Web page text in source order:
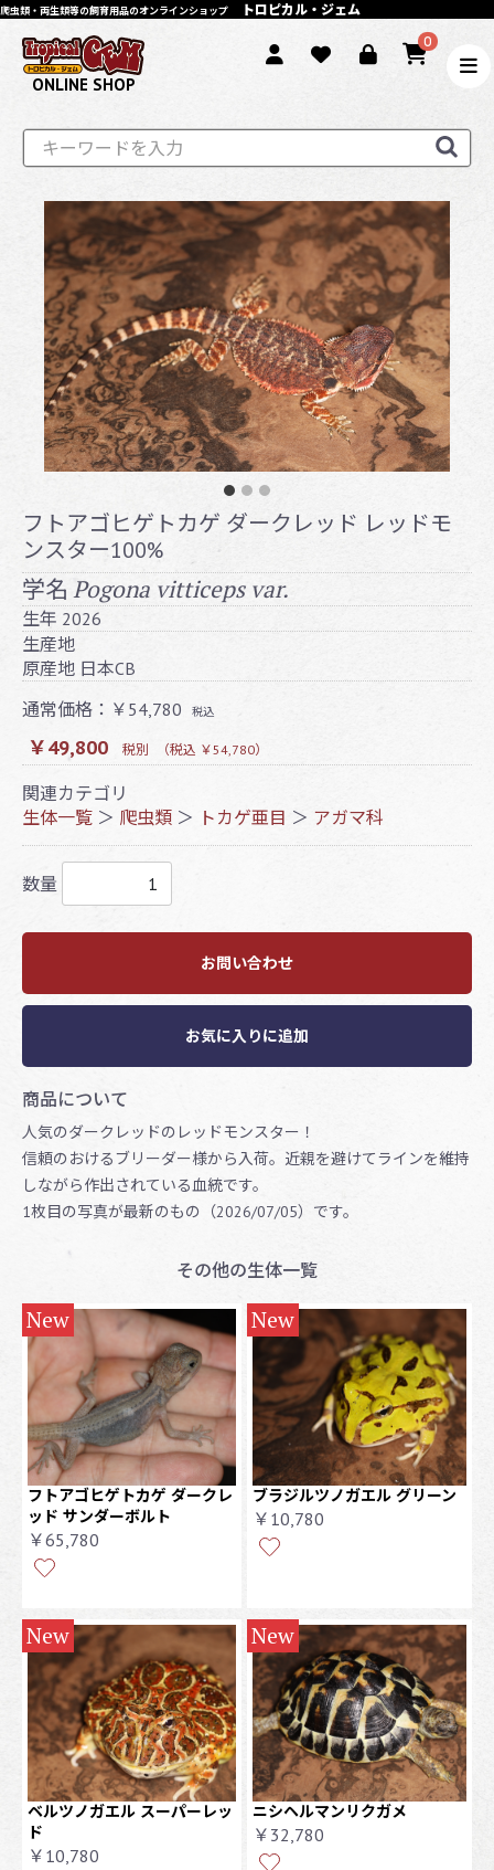
爬虫類・両生類等の飼育用品のオンラインショップ トロピカル・ジェム
0
ONLINE SHOP
フトアゴヒゲトカゲ ダークレッド レッドモ
ンスター100%
学名 Pogona vitticeps var.
生年 2026
生産地
原産地 日本CB
通常価格：￥54,780
税込
￥49,800 税別 （税込 ￥54,780）
関連カテゴリ
生体一覧 ＞ 爬虫類 ＞ トカゲ亜目 ＞ アガマ科
数量
お問い合わせ
お気に入りに追加
商品について
人気のダークレッドのレッドモンスター！
信頼のおけるブリーダー様から入荷。近親を避けてラインを維持
しながら作出されている血統です。
1枚目の写真が最新のもの（2026/07/05）です。
その他の生体一覧
New
フトアゴヒゲトカゲ ダークレ
ッド サンダーボルト
￥65,780
New
ブラジルツノガエル グリーン
￥10,780
New
ベルツノガエル スーパーレッ
ド
￥10,780
New
ニシヘルマンリクガメ
￥32,780